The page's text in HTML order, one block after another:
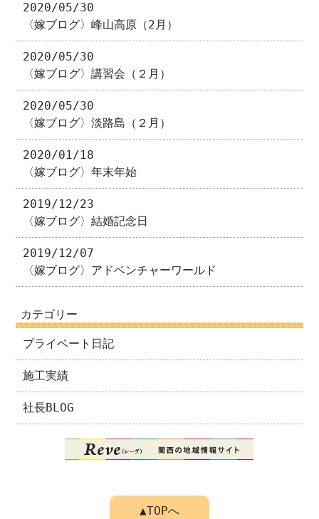
2020/05/30
〈嫁ブログ〉峰山高原（2月）
2020/05/30
〈嫁ブログ〉講習会（２月）
2020/05/30
〈嫁ブログ〉淡路島（２月）
2020/01/18
〈嫁ブログ〉年末年始
2019/12/23
〈嫁ブログ〉結婚記念日
2019/12/07
〈嫁ブログ〉アドベンチャーワールド
カテゴリー
プライベート日記
施工実績
社長BLOG
▲TOPへ